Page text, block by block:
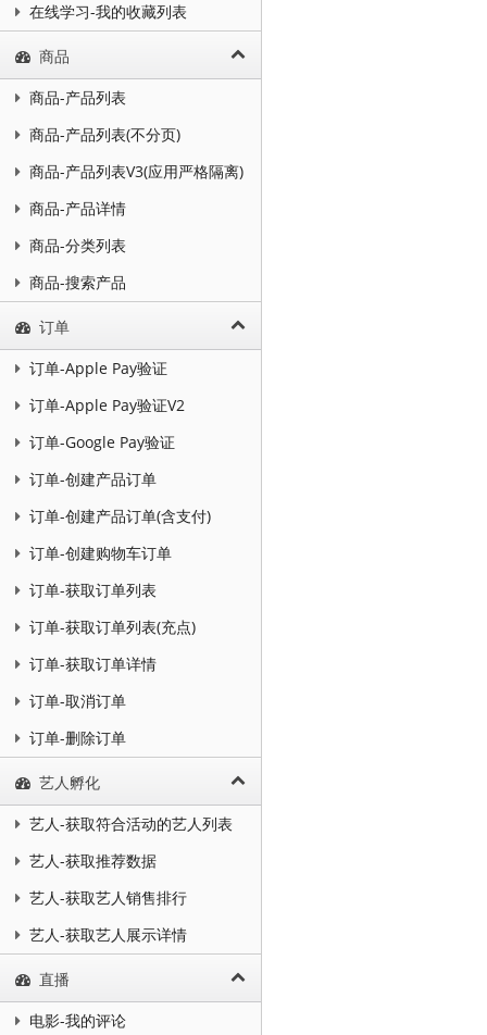
在线学习-我的收藏列表
商品
商品-产品列表
商品-产品列表(不分页)
商品-产品列表V3(应用严格隔离)
商品-产品详情
商品-分类列表
商品-搜索产品
订单
订单-Apple Pay验证
订单-Apple Pay验证V2
订单-Google Pay验证
订单-创建产品订单
订单-创建产品订单(含支付)
订单-创建购物车订单
订单-获取订单列表
订单-获取订单列表(充点)
订单-获取订单详情
订单-取消订单
订单-删除订单
艺人孵化
艺人-获取符合活动的艺人列表
艺人-获取推荐数据
艺人-获取艺人销售排行
艺人-获取艺人展示详情
直播
电影-我的评论